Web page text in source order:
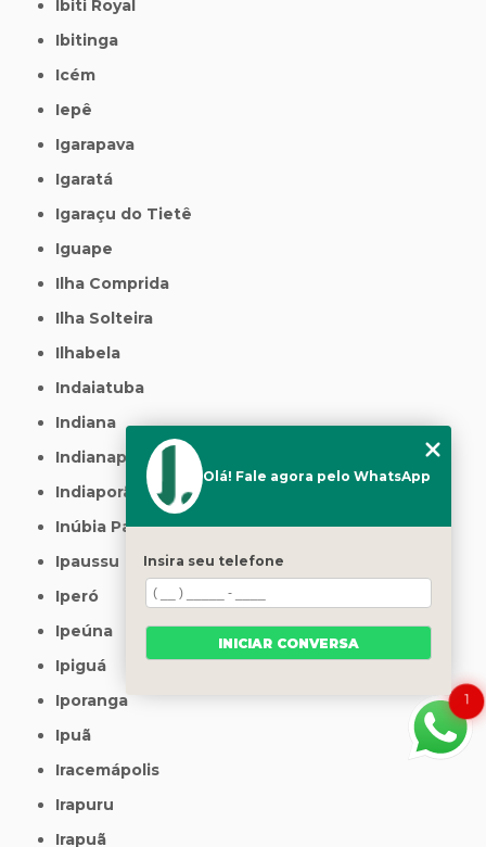
Ibiti Royal
Ibitinga
Icém
Iepê
Igarapava
Igaratá
Igaraçu do Tietê
Iguape
Ilha Comprida
Ilha Solteira
Ilhabela
Indaiatuba
Indiana
Indianapolis
Indiaporã
Inúbia Paulista
Ipaussu
Iperó
Ipeúna
Ipiguá
Iporanga
Ipuã
Iracemápolis
Irapuru
Irapuã
1
Olá! Fale agora pelo WhatsApp
Insira seu telefone
INICIAR CONVERSA